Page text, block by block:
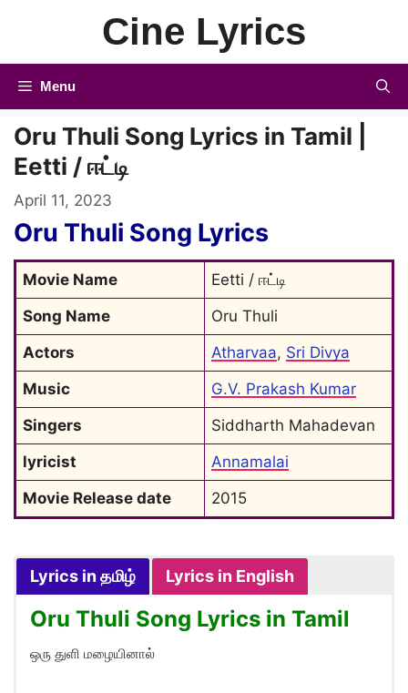
Cine Lyrics
Menu
Oru Thuli Song Lyrics in Tamil |
Eetti / ஈட்டி
April 11, 2023
Oru Thuli Song Lyrics
Movie Name
Eetti / ஈட்டி
Song Name
Oru Thuli
Actors
Atharvaa, Sri Divya
Music
G.V. Prakash Kumar
Singers
Siddharth Mahadevan
lyricist
Annamalai
Movie Release date
2015
Lyrics in தமிழ் Lyrics in English
Oru Thuli Song Lyrics in Tamil
ஒரு துளி மழையினால்